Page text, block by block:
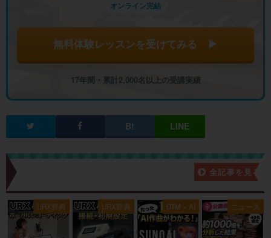
オンライン完結
無料体験レッスンを受けてみる ▶
17年間・累計2,000名以上の受講実績
新着記事一覧 全記事を見る
URX辞典 URX辞典 DTM × AI ニュース